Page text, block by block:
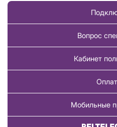
Вопрос
Кабинет
Мобильные